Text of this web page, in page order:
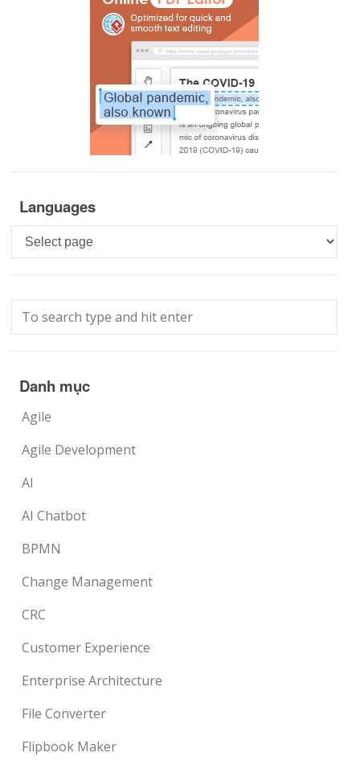
Languages
Languages
Danh mục
Agile
Agile Development
AI
AI Chatbot
BPMN
Change Management
CRC
Customer Experience
Enterprise Architecture
File Converter
Flipbook Maker